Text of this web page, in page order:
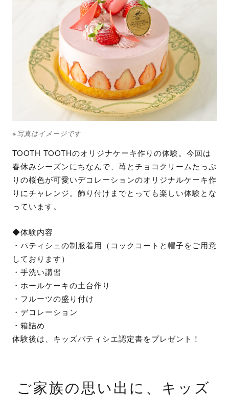
※写真はイメージです
TOOTH TOOTHのオリジナケーキ作りの体験。今回は
春休みシーズンにちなんで、苺とチョコクリームたっぷ
りの桜色が可愛いデコレーションのオリジナルケーキ作
りにチャレンジ。飾り付けまでとっても楽しい体験とな
っています。
◆体験内容
・パティシェの制服着用（コックコートと帽子をご用意
しております）
・手洗い講習
・ホールケーキの土台作り
・フルーツの盛り付け
・デコレーション
・箱詰め
体験後は、キッズパティシエ認定書をプレゼント！
ご家族の思い出に、キッズ